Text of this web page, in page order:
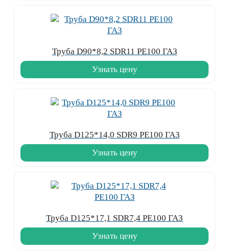
Труба D90*8,2 SDR11 PE100 ГАЗ
Узнать цену
Труба D125*14,0 SDR9 PE100 ГАЗ
Узнать цену
Труба D125*17,1 SDR7,4 PE100 ГАЗ
Узнать цену